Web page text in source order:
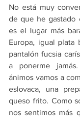
No está muy
de que he gastado
es el lugar más
Europa, igual plata
pantalón fucsia
a ponerme
ánimos vamos a
eslovaca, una
queso frito. Como
nos sentimos más